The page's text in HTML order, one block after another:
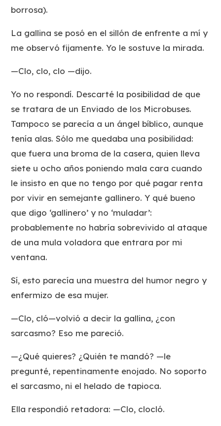
borrosa).
La gallina se posó en el sillón de enfrente a mí y
me observó fijamente. Yo le sostuve la mirada.
—Clo, clo, clo —dijo.
Yo no respondí. Descarté la posibilidad de que
se tratara de un Enviado de los Microbuses.
Tampoco se parecía a un ángel bíblico, aunque
tenía alas. Sólo me quedaba una posibilidad:
que fuera una broma de la casera, quien lleva
siete u ocho años poniendo mala cara cuando
le insisto en que no tengo por qué pagar renta
por vivir en semejante gallinero. Y qué bueno
que digo ‘gallinero’ y no ‘muladar’:
probablemente no habría sobrevivido al ataque
de una mula voladora que entrara por mi
ventana.
Sí, esto parecía una muestra del humor negro y
enfermizo de esa mujer.
—Clo, cló—volvió a decir la gallina, ¿con
sarcasmo? Eso me pareció.
—¿Qué quieres? ¿Quién te mandó? —le
pregunté, repentinamente enojado. No soporto
el sarcasmo, ni el helado de tapioca.
Ella respondió retadora: —Clo, clocló.